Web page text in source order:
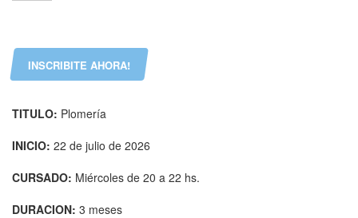
INSCRIBITE AHORA!
TITULO: Plomería
INICIO: 22 de julio de 2026
CURSADO: Miércoles de 20 a 22 hs.
DURACION: 3 meses